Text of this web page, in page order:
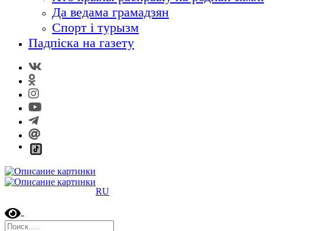
Да ведама грамадзян
Спорт і турызм
Падпіска на газету
RU